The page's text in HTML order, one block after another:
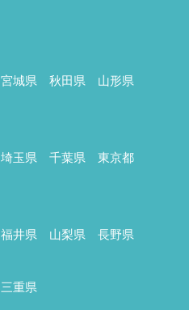
宮城県 秋田県
山形県
埼玉県 千葉県
東京都
福井県 山梨県 長野県
三重県